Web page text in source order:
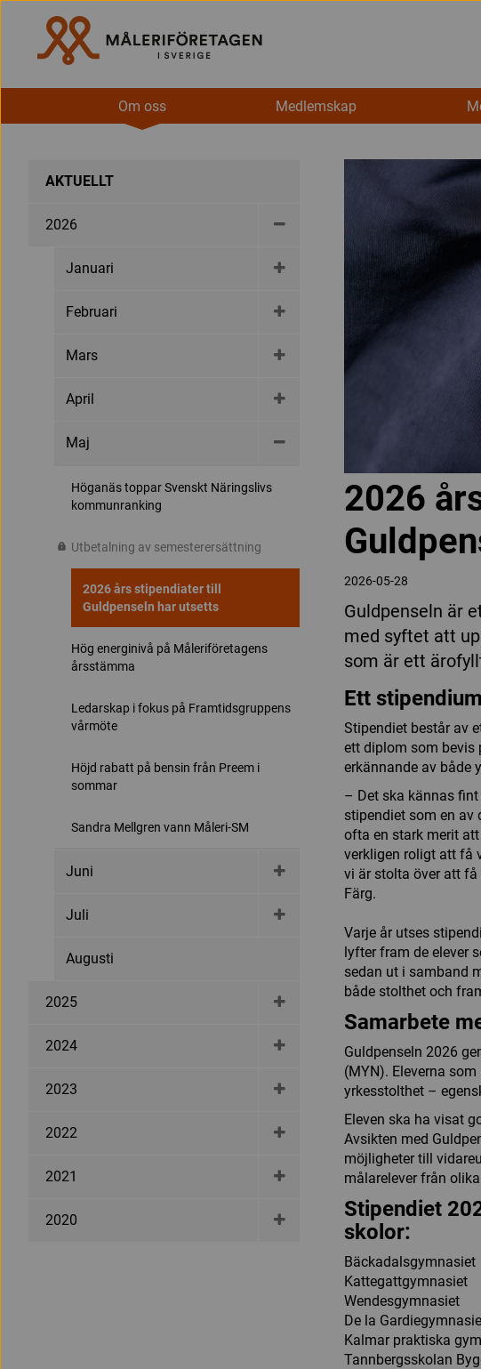
Om oss Medlemskap
AKTUELLT
2026
Januari
Februari
Mars
April
Maj
Höganäs toppar Svenskt Näringslivs
kommunranking
Utbetalning av semesterersättning
2026 års stipendiater till
Guldpenseln har utsetts
Hög energinivå på Måleriföretagens
årsstämma
Ledarskap i fokus på Framtidsgruppens
vårmöte
Höjd rabatt på bensin från Preem i
sommar
Sandra Mellgren vann Måleri-SM
Juni
Juli
Augusti
2025
2024
2023
2022
2021
2020
2026
2026-05-28
Guldpenseln är
med syftet att
som är ett
Ett
Stipendiet består av
ett diplom som bevis
erkännande av både
– Det ska kännas
stipendiet som en av
ofta en stark merit
verkligen roligt att få
vi är stolta över att få
Färg.
Varje år utses
lyfter fram de elever
sedan ut i samband
både stolthet och
Samarbete
Guldpenseln 2026
(MYN). Eleverna
yrkesstolthet –
Eleven ska ha visat
Avsikten med
möjligheter till
målarelever från
Stipendiet
skolor:
Bäckadalsgymnasiet
Kattegattgymnasiet
Wendesgymnasiet
De la
Kalmar praktiska
Tannbergsskolan